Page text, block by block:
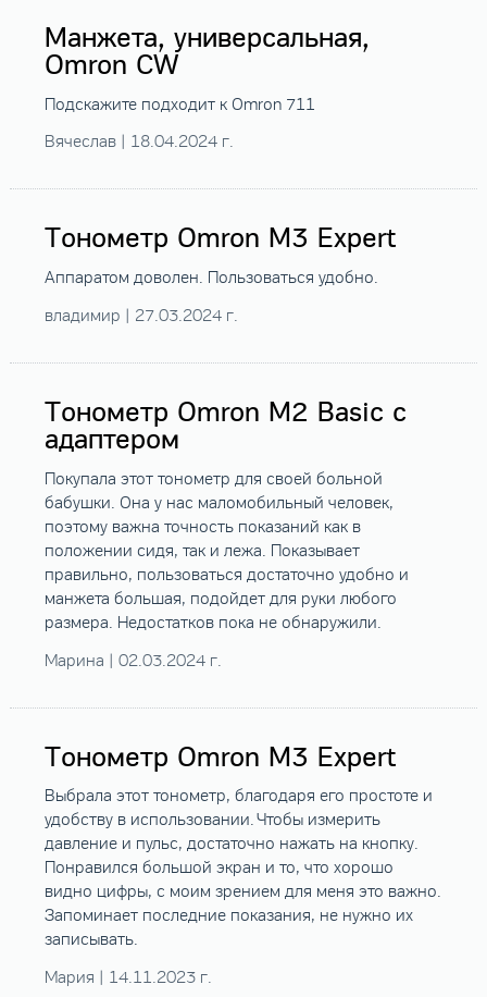
Манжета, универсальная,
Omron CW
Подскажите подходит к Omron 711
Вячеслав | 18.04.2024 г.
Тонометр Omron M3 Expert
Аппаратом доволен. Пользоваться удобно.
владимир | 27.03.2024 г.
Тонометр Omron M2 Basic с
адаптером
Покупала этот тонометр для своей больной
бабушки. Она у нас маломобильный человек,
поэтому важна точность показаний как в
положении сидя, так и лежа. Показывает
правильно, пользоваться достаточно удобно и
манжета большая, подойдет для руки любого
размера. Недостатков пока не обнаружили.
Марина | 02.03.2024 г.
Тонометр Omron M3 Expert
Выбрала этот тонометр, благодаря его простоте и
удобству в использовании. Чтобы измерить
давление и пульс, достаточно нажать на кнопку.
Понравился большой экран и то, что хорошо
видно цифры, с моим зрением для меня это важно.
Запоминает последние показания, не нужно их
записывать.
Мария | 14.11.2023 г.